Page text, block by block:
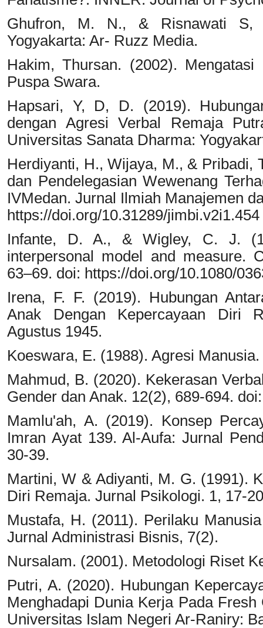
Ghufron, M. N., & Risnawati S,
Yogyakarta: Ar- Ruzz Media.
Hakim, Thursan. (2002).
Puspa Swara.
Hapsari, Y, D, D. (2019).
dengan Agresi Verbal Remaja
Universitas Sanata Dharma:
Herdiyanti, H., Wijaya, M., & Pribadi,
dan Pendelegasian Wewenang
IVMedan. Jurnal Ilmiah Manajemen
https://doi.org/10.31289/jimbi.v2i1.454
Infante, D. A., & Wigley, C. J.
interpersonal model and measure.
63–69. doi: https://doi.org/10.1080/
Irena, F. F. (2019). Hubungan
Anak Dengan Kepercayaan Diri
Agustus 1945.
Koeswara, E. (1988). Agresi
Mahmud, B. (2020). Kekerasan
Gender dan Anak. 12(2), 689-694.
Mamlu'ah, A. (2019). Konsep
Imran Ayat 139. Al-Aufa: Jurnal
30-39.
Martini, W & Adiyanti, M. G. (1991).
Diri Remaja. Jurnal Psikologi. 1, 17-
Mustafa, H. (2011). Perilaku
Jurnal Administrasi Bisnis, 7(2).
Nursalam. (2001). Metodologi Riset
Putri, A. (2020). Hubungan
Menghadapi Dunia Kerja Pada
Universitas Islam Negeri Ar-Raniry: